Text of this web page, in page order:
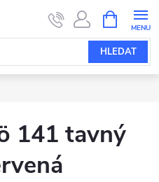
HLEDAT
NÁKUPNÍ
KOŠÍK
141 tavný